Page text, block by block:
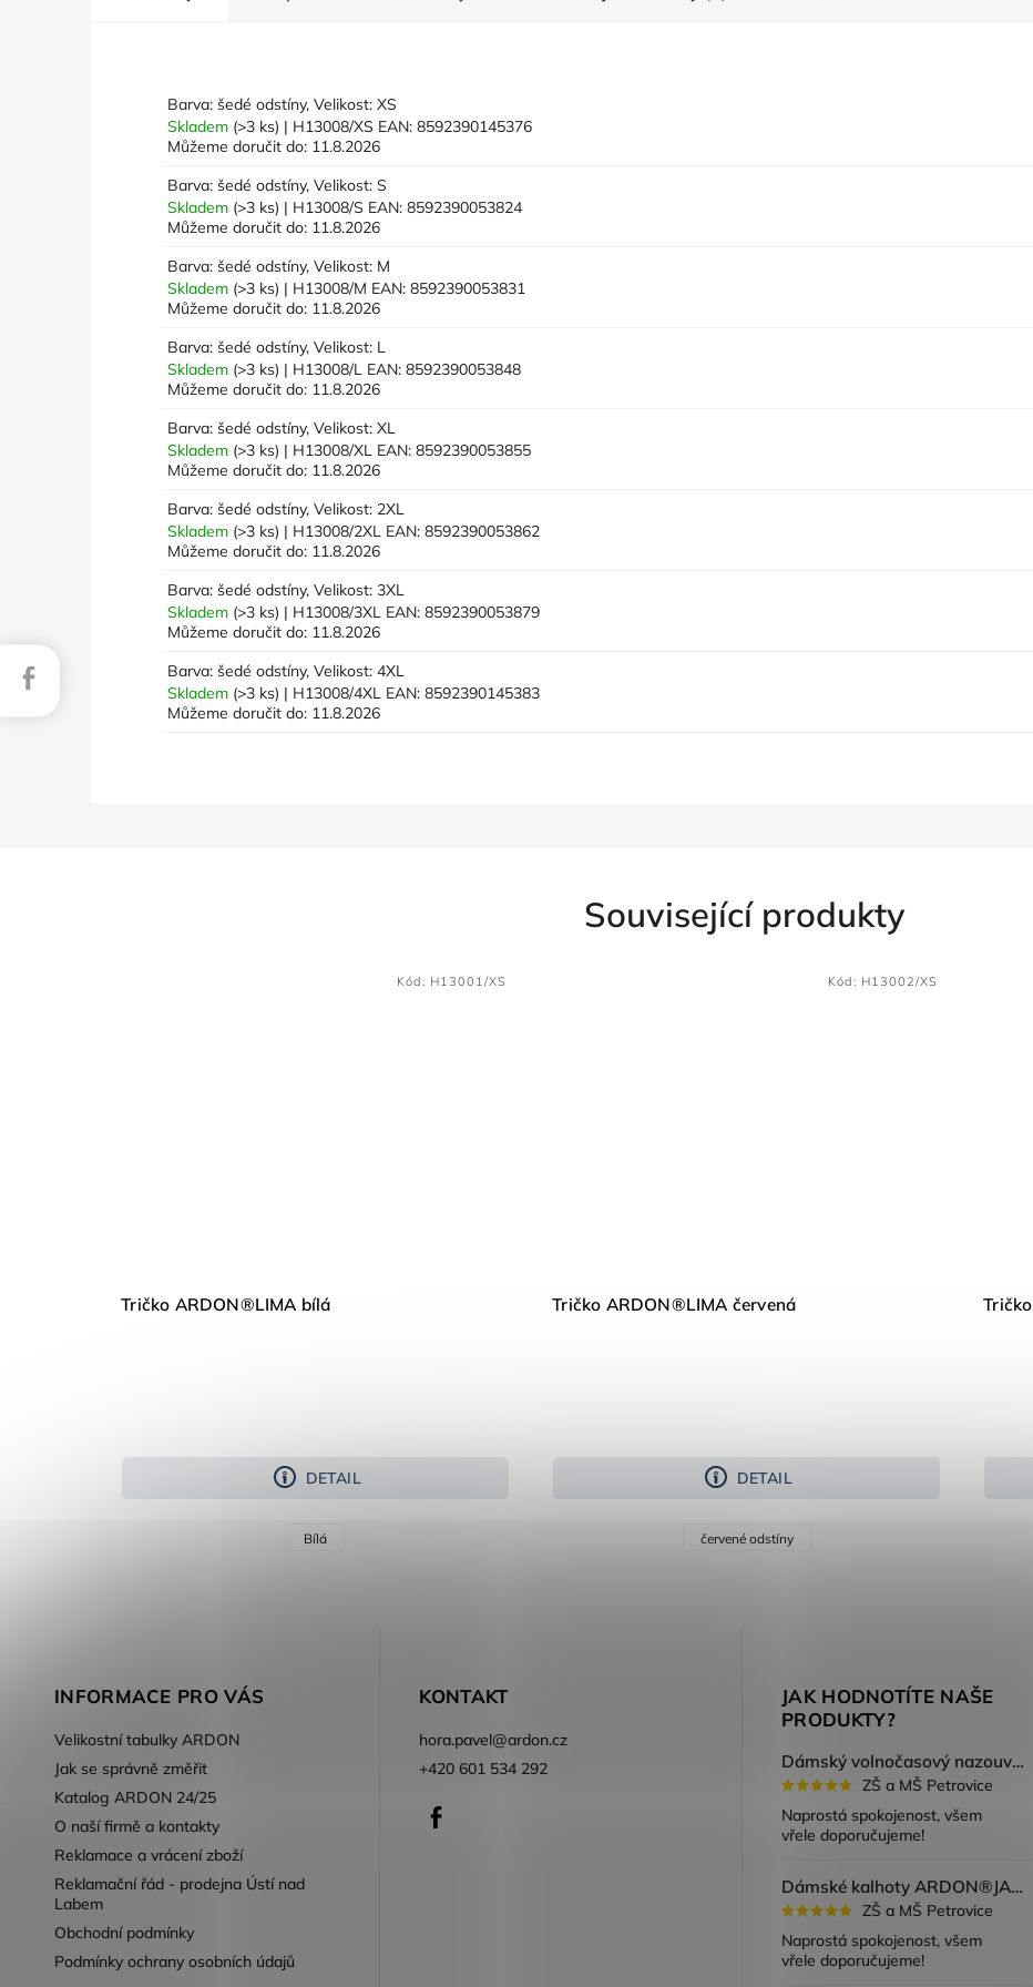
Barva: šedé odstíny, Velikost: XS
Skladem (>3 ks) | H13008/XS EAN: 8592390145376
Můžeme doručit do: 11.8.2026
Barva: šedé odstíny, Velikost: S
Skladem (>3 ks) | H13008/S EAN: 8592390053824
Můžeme doručit do: 11.8.2026
Barva: šedé odstíny, Velikost: M
Skladem (>3 ks) | H13008/M EAN: 8592390053831
Můžeme doručit do: 11.8.2026
Barva: šedé odstíny, Velikost: L
Skladem (>3 ks) | H13008/L EAN: 8592390053848
Můžeme doručit do: 11.8.2026
Barva: šedé odstíny, Velikost: XL
Skladem (>3 ks) | H13008/XL EAN: 8592390053855
Můžeme doručit do: 11.8.2026
Barva: šedé odstíny, Velikost: 2XL
Skladem (>3 ks) | H13008/2XL EAN: 8592390053862
Můžeme doručit do: 11.8.2026
Barva: šedé odstíny, Velikost: 3XL
Skladem (>3 ks) | H13008/3XL EAN: 8592390053879
Můžeme doručit do: 11.8.2026
Barva: šedé odstíny, Velikost: 4XL
Skladem (>3 ks) | H13008/4XL EAN: 8592390145383
Můžeme doručit do: 11.8.2026
Související produkty
Tričko ARDON®LIMA bílá
DETAIL
Bílá
Kód: H13001/XS
Tričko ARDON®LIMA červená
DETAIL
červené odstíny
Kód: H13002/XS
INFORMACE PRO VÁS
Velikostní tabulky ARDON
Jak se správně změřit
Katalog ARDON 24/25
O naší firmě a kontakty
Reklamace a vrácení zboží
Reklamační řád - prodejna Ústí nad
Labem
Obchodní podmínky
Podmínky ochrany osobních údajů
KONTAKT
hora.pavel@ardon.cz
+420 601 534 292
JAK HODNOTÍTE NAŠE
PRODUKTY?
Dámský volnočasový nazouvák ARDON®JUNO - růžová
ZŠ a MŠ Petrovice
Naprostá spokojenost, všem
vřele doporučujeme!
Dámské kalhoty ARDON®JASVENA šedá
ZŠ a MŠ Petrovice
Naprostá spokojenost, všem
vřele doporučujeme!